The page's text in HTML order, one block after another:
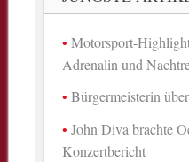
Motorsport-
Adrenalin und
Bürgermeisterin
John Diva brachte
Konzertbericht